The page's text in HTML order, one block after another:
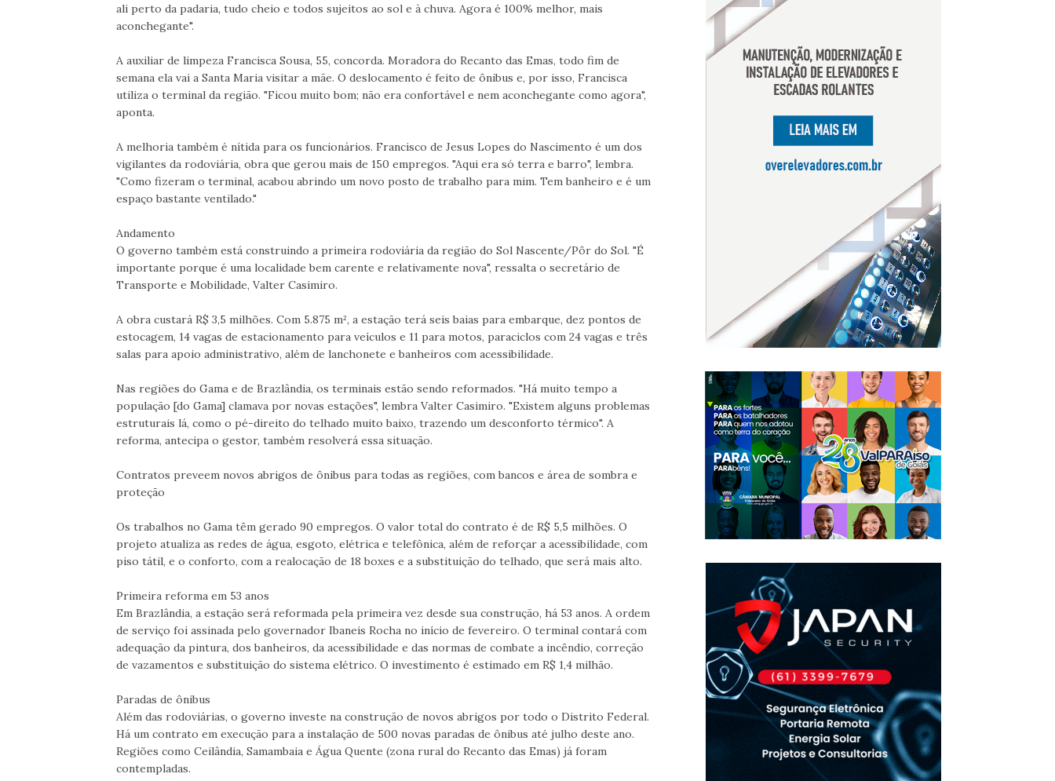
ali perto da padaria, tudo cheio e todos sujeitos ao sol e à chuva. Agora é 100% melhor, mais
aconchegante".
A auxiliar de limpeza Francisca Sousa, 55, concorda. Moradora do Recanto das Emas, todo fim de
semana ela vai a Santa Maria visitar a mãe. O deslocamento é feito de ônibus e, por isso, Francisca
utiliza o terminal da região. "Ficou muito bom; não era confortável e nem aconchegante como agora",
aponta.
A melhoria também é nítida para os funcionários. Francisco de Jesus Lopes do Nascimento é um dos
vigilantes da rodoviária, obra que gerou mais de 150 empregos. "Aqui era só terra e barro", lembra.
"Como fizeram o terminal, acabou abrindo um novo posto de trabalho para mim. Tem banheiro e é um
espaço bastante ventilado."
Andamento
O governo também está construindo a primeira rodoviária da região do Sol Nascente/Pôr do Sol. "É
importante porque é uma localidade bem carente e relativamente nova", ressalta o secretário de
Transporte e Mobilidade, Valter Casimiro.
A obra custará R$ 3,5 milhões. Com 5.875 m², a estação terá seis baias para embarque, dez pontos de
estocagem, 14 vagas de estacionamento para veículos e 11 para motos, paraciclos com 24 vagas e três
salas para apoio administrativo, além de lanchonete e banheiros com acessibilidade.
Nas regiões do Gama e de Brazlândia, os terminais estão sendo reformados. "Há muito tempo a
população [do Gama] clamava por novas estações", lembra Valter Casimiro. "Existem alguns problemas
estruturais lá, como o pé-direito do telhado muito baixo, trazendo um desconforto térmico". A
reforma, antecipa o gestor, também resolverá essa situação.
Contratos preveem novos abrigos de ônibus para todas as regiões, com bancos e área de sombra e
proteção
Os trabalhos no Gama têm gerado 90 empregos. O valor total do contrato é de R$ 5,5 milhões. O
projeto atualiza as redes de água, esgoto, elétrica e telefônica, além de reforçar a acessibilidade, com
piso tátil, e o conforto, com a realocação de 18 boxes e a substituição do telhado, que será mais alto.
Primeira reforma em 53 anos
Em Brazlândia, a estação será reformada pela primeira vez desde sua construção, há 53 anos. A ordem
de serviço foi assinada pelo governador Ibaneis Rocha no início de fevereiro. O terminal contará com
adequação da pintura, dos banheiros, da acessibilidade e das normas de combate a incêndio, correção
de vazamentos e substituição do sistema elétrico. O investimento é estimado em R$ 1,4 milhão.
Paradas de ônibus
Além das rodoviárias, o governo investe na construção de novos abrigos por todo o Distrito Federal.
Há um contrato em execução para a instalação de 500 novas paradas de ônibus até julho deste ano.
Regiões como Ceilândia, Samambaia e Água Quente (zona rural do Recanto das Emas) já foram
contempladas.